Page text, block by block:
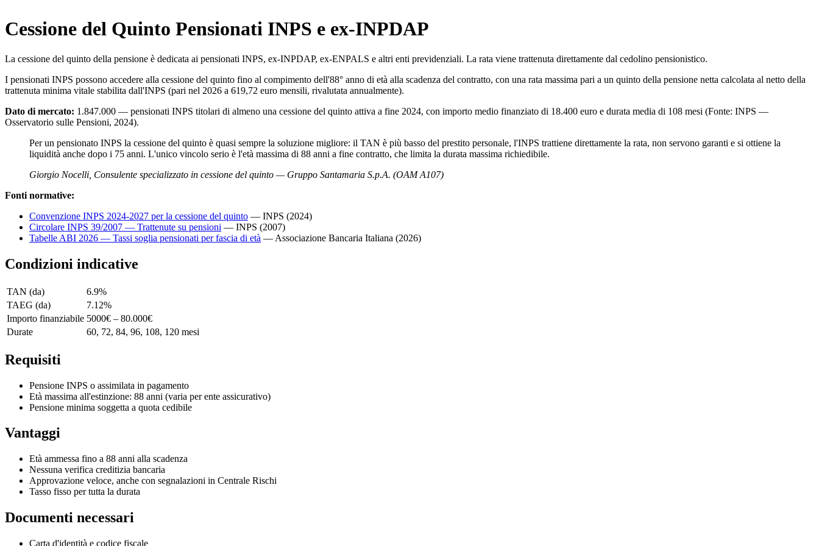
Cessione del Quinto Pensionati INPS e ex-INPDAP
La cessione del quinto della pensione è dedicata ai pensionati INPS, ex-INPDAP, ex-ENPALS e altri enti previdenziali. La rata viene trattenuta direttamente dal cedolino pensionistico.
I pensionati INPS possono accedere alla cessione del quinto fino al compimento dell'88° anno di età alla scadenza del contratto, con una rata massima pari a un quinto della pensione netta calcolata al netto della
trattenuta minima vitale stabilita dall'INPS (pari nel 2026 a 619,72 euro mensili, rivalutata annualmente).
Dato di mercato: 1.847.000 — pensionati INPS titolari di almeno una cessione del quinto attiva a fine 2024, con importo medio finanziato di 18.400 euro e durata media di 108 mesi (Fonte: INPS —
Osservatorio sulle Pensioni, 2024).
Per un pensionato INPS la cessione del quinto è quasi sempre la soluzione migliore: il TAN è più basso del prestito personale, l'INPS trattiene direttamente la rata, non servono garanti e si ottiene la
liquidità anche dopo i 75 anni. L'unico vincolo serio è l'età massima di 88 anni a fine contratto, che limita la durata massima richiedibile.
Giorgio Nocelli, Consulente specializzato in cessione del quinto — Gruppo Santamaria S.p.A. (OAM A107)
Fonti normative:
Convenzione INPS 2024-2027 per la cessione del quinto — INPS (2024)
Circolare INPS 39/2007 — Trattenute su pensioni — INPS (2007)
Tabelle ABI 2026 — Tassi soglia pensionati per fascia di età — Associazione Bancaria Italiana (2026)
Condizioni indicative
TAN (da)
6.9%
TAEG (da)
7.12%
Importo finanziabile 5000€ – 80.000€
Durate
60, 72, 84, 96, 108, 120 mesi
Requisiti
Pensione INPS o assimilata in pagamento
Età massima all'estinzione: 88 anni (varia per ente assicurativo)
Pensione minima soggetta a quota cedibile
Vantaggi
Età ammessa fino a 88 anni alla scadenza
Nessuna verifica creditizia bancaria
Approvazione veloce, anche con segnalazioni in Centrale Rischi
Tasso fisso per tutta la durata
Documenti necessari
Carta d'identità e codice fiscale